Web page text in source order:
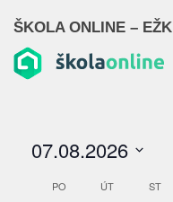
ŠKOLA ONLINE – EŽK